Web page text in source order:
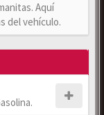
Aquí
del vehículo.